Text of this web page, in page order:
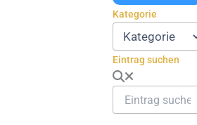
Kategorie
Eintrag suchen